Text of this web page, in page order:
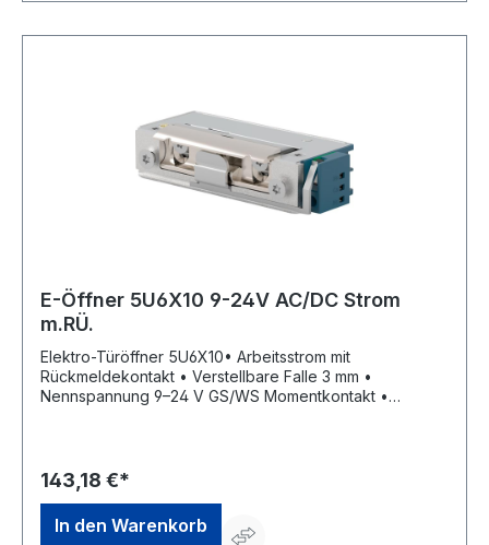
E-Öffner 5U6X10 9-24V AC/DC Strom
m.RÜ.
Elektro-Türöffner 5U6X10• Arbeitsstrom mit
Rückmeldekontakt • Verstellbare Falle 3 mm •
Nennspannung 9–24 V GS/WS Momentkontakt •
Maße in sehr schmalen Türprofilen einbaubarHersteller:
OPENERS & CLOSERS, Calle Agricultura Nave 1217,
08980 Sant Feliu de Llobregat, Barcelona, ES, +34 934
080 515, info@openers-closers.com
143,18 €*
In den Warenkorb